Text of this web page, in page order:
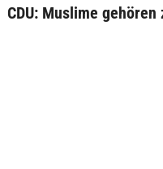
CDU: Muslime